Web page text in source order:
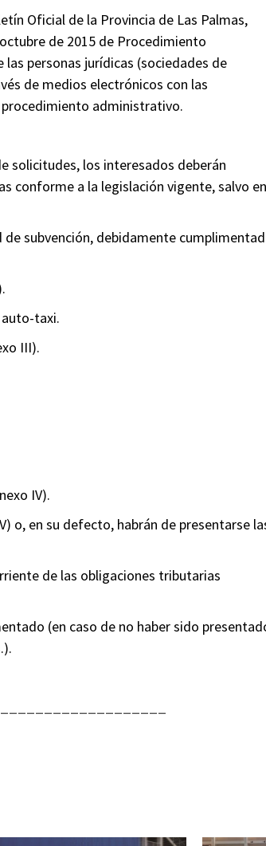
Oficial de la Provincia de Las Palmas,
de 2015 de Procedimiento
personas jurídicas (sociedades de
de medios electrónicos con las
administrativo.
solicitudes, los interesados deberán
conforme a la legislación vigente, salvo en
subvención, debidamente
taxi.
III).
IV).
o, en su defecto, habrán de presentarse
de las obligaciones tributarias
(en caso de no haber sido